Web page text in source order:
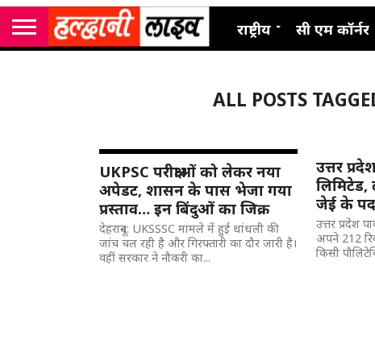
राष्ट्रीय सी एम कॉर्नर
ALL POSTS
UKPSC परीक्षाओं को लेकर नया
अपेडट, शासन के पास भेजा गया
प्रस्ताव… इन बिंदुओं का जिक्र
देहरादून: UKSSSC मामले में हुई धांधली की
जांच चल रही है और गिरफ्तारी का दौर जारी है।
वहीं सरकार ने नौकरी का...
उत्तर
जेई के
उत्तर प्रदेश
अपने 212
किसी